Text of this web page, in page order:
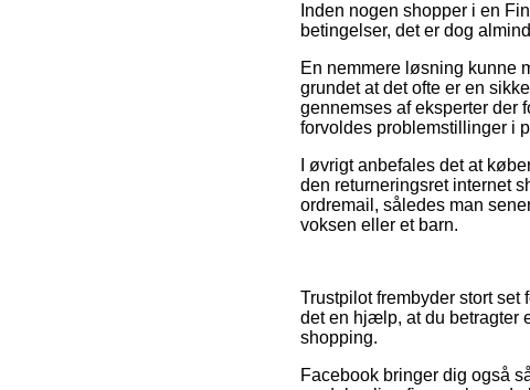
Inden nogen shopper i en
betingelser, det er dog
En nemmere løsning kunne
grundet at det ofte er en
gennemses af eksperter der
forvoldes problemstillinger i
I øvrigt anbefales det at
den returneringsret internet
ordremail, således man
voksen eller et barn.
Trustpilot frembyder stort
det en hjælp, at du betragter
shopping.
Facebook bringer dig også